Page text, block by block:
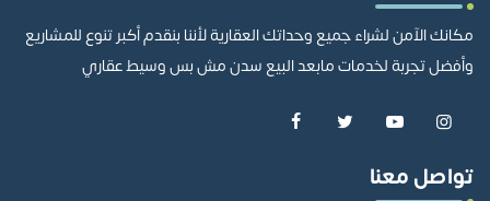
مكانك الآمن لشراء جميع وحداتك العقارية لأننا بنقدم أكبر تنوع للمشاريع
وأفضل تجربة لخدمات مابعد البيع سدن مش بس وسيط عقاري
تواصل معنا